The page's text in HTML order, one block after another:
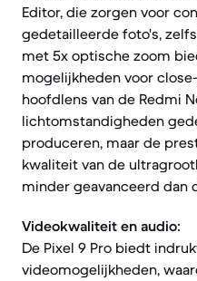
Editor, die zorgen voor
gedetailleerde foto's,
met 5x optische zoom
mogelijkheden voor
hoofdlens van de Redmi
lichtomstandigheden
produceren, maar de
kwaliteit van de
minder geavanceerd dan
Videokwaliteit en audio:
De Pixel 9 Pro biedt
videomogelijkheden,